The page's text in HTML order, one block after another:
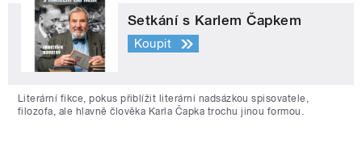
Setkání s Karlem Čapkem
Koupit
Literární fikce, pokus přiblížit literární nadsázkou spisovatele,
filozofa, ale hlavně člověka Karla Čapka trochu jinou formou.